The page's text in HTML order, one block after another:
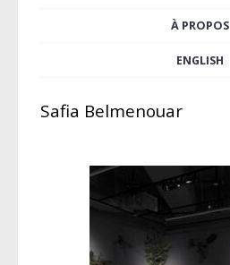
À PROPOS
ENGLISH
Safia Belmenouar